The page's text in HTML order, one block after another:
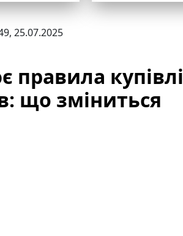
25.07.2025
правила купівлі
що зміниться